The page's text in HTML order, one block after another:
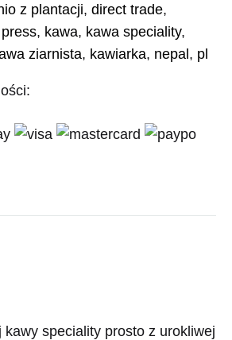
z plantacji, direct trade,
, kawa, kawa speciality,
ziarnista, kawiarka, nepal , pl
kawy speciality prosto z urokliwej